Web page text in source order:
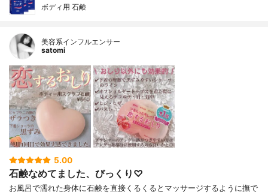
ボディ用 石鹸
美容系インフルエンサー
satomi
5.00
石鹸なめてました、びっくり♡
お風呂で濡れた身体に石鹸を直接くるくるとマッサージするように撫で